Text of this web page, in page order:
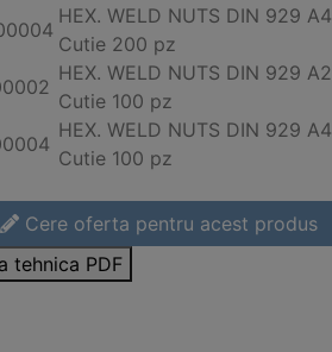
HEX. WELD NUTS DIN 929 A4
Cutie 200 pz
HEX. WELD NUTS DIN 929 A2
Cutie 100 pz
HEX. WELD NUTS DIN 929 A4
Cutie 100 pz
Cere oferta pentru acest produs
tehnica PDF